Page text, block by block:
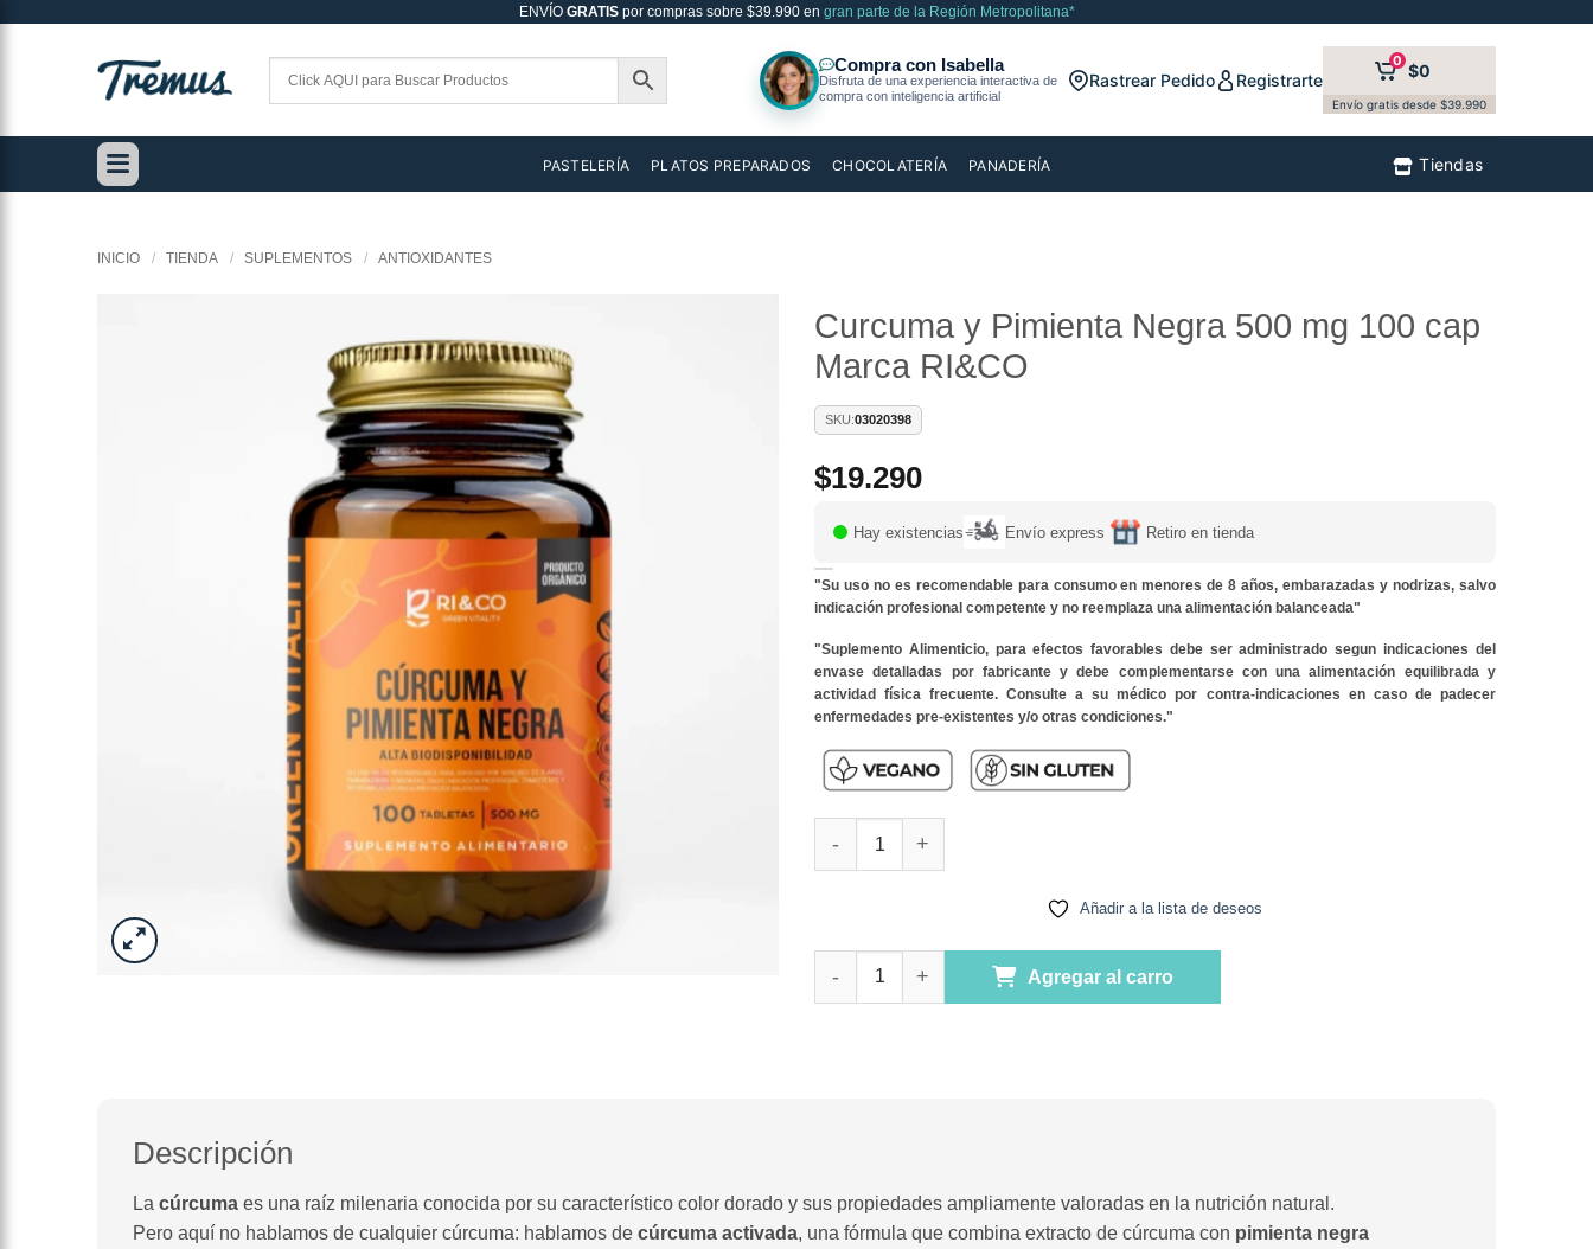
ENVÍO GRATISpor compras sobre $39.990 en gran parte de la Región Metropolitana*
Rastrear Pedido Registrarte
0 $0
Envío gratis desde $39.990
PASTELERÍA PLATOS PREPARADOS CHOCOLATERÍA PANADERÍA Tiendas
INICIO / TIENDA / SUPLEMENTOS / ANTIOXIDANTES
Curcuma y Pimienta Negra 500 mg 100 cap
Marca RI&CO
SKU:03020398
$19.290
Hay existencias Envío express Retiro en tienda
"Su uso no es recomendable para consumo en menores de 8 años, embarazadas y nodrizas, salvo
indicación profesional competente y no reemplaza una alimentación balanceada"
"Suplemento Alimenticio, para efectos favorables debe ser administrado segun indicaciones del
envase detalladas por fabricante y debe complementarse con una alimentación equilibrada y
actividad física frecuente. Consulte a su médico por contra-indicaciones en caso de padecer
enfermedades pre-existentes y/o otras condiciones."
Añadir a la lista de deseos
Curcuma y Pimienta Negra 500 mg 100 cap Marca RI&CO cantidad
Agregar al carro
Descripción
Lacúrcuma es una raíz milenaria conocida por su característico color dorado y sus propiedades ampliamente valoradas en la nutrición natural.
Pero aquí no hablamos de cualquier cúrcuma: hablamos decúrcuma activada, una fórmula que combina extracto de cúrcuma con pimienta negra